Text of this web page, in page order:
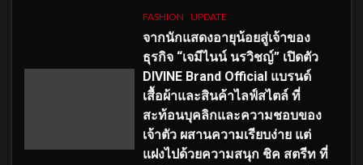
FASHION UPDATE
จากนักแสดงอายุน้อยสู่เจ้าของ
ธุรกิจ “เจมีไนน์ นรวิชญ์” เปิดตัว
DIVINE Brand Official แบรนด์
เสื้อผ้าและสินค้าไลฟ์สไตล์ ที่
สะท้อนบุคลิกและความชอบของ
เจ้าตัว ผสานความเรียบง่าย แต่
แฝงไปด้วยความสนุก ชิค สตรีท ที่